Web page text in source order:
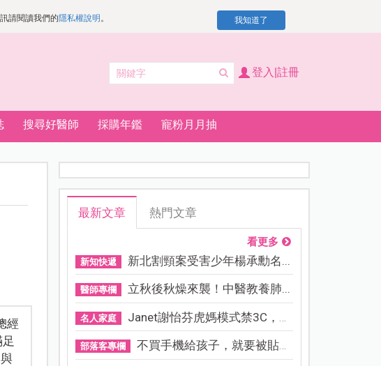
請閱讀我們的隱私權說明 。 我知道了
登入|註冊
搜尋好醫師 採購年鑑 寵粉月月抽
經
最新文章 熱門文章
看更多
新知快遞 新北割頸案受害少年楊承勳名...
醫師專欄 立秋後秋燥來襲！中醫教養肺...
名人家庭 Janet謝怡芬虎媽模式禁3C，看...
部落客專欄 不買手機給孩子，就要被貼「...